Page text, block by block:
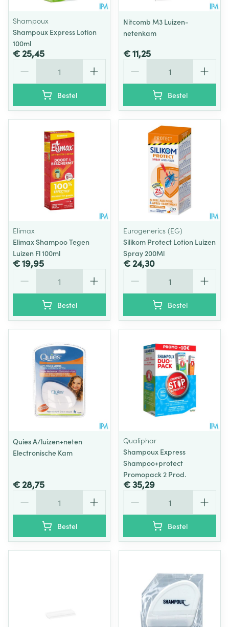
Shampoux
Shampoux Express Lotion
100ml
€ 25,45
Bestel
Nitcomb M3 Luizen-
netenkam
€ 11,25
Bestel
Elimax
Elimax Shampoo Tegen
Luizen Fl 100ml
€ 19,95
Bestel
Eurogenerics (EG)
Silikom Protect Lotion Luizen
Spray 200Ml
€ 24,30
Bestel
Quies A/luizen+neten
Electronische Kam
€ 28,75
Bestel
Qualiphar
Shampoux Express
Shampoo+protect
Promopack 2 Prod.
€ 35,29
Bestel